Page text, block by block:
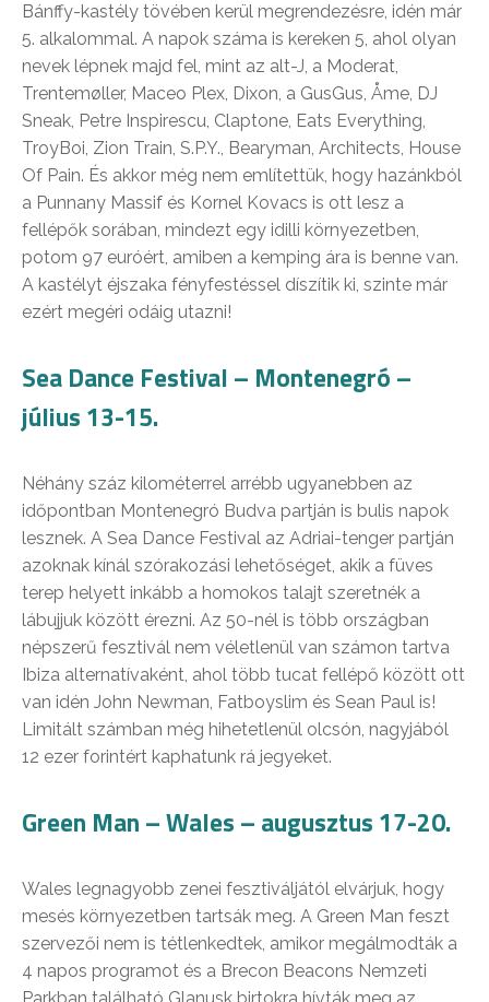
Bánffy-kastély tövében kerül megrendezésre, idén már
5. alkalommal. A napok száma is kereken 5, ahol olyan
nevek lépnek majd fel, mint az alt-J, a Moderat,
Trentemøller, Maceo Plex, Dixon, a GusGus, Åme, DJ
Sneak, Petre Inspirescu, Claptone, Eats Everything,
TroyBoi, Zion Train, S.P.Y., Bearyman, Architects, House
Of Pain. És akkor még nem említettük, hogy hazánkból
a Punnany Massif és Kornel Kovacs is ott lesz a
fellépők sorában, mindezt egy idilli környezetben,
potom 97 euróért, amiben a kemping ára is benne van.
A kastélyt éjszaka fényfestéssel díszítik ki, szinte már
ezért megéri odáig utazni!
Sea Dance Festival – Montenegró –
július 13-15.
Néhány száz kilométerrel arrébb ugyanebben az
időpontban Montenegró Budva partján is bulis napok
lesznek. A Sea Dance Festival az Adriai-tenger partján
azoknak kínál szórakozási lehetőséget, akik a füves
terep helyett inkább a homokos talajt szeretnék a
lábujjuk között érezni. Az 50-nél is több országban
népszerű fesztivál nem véletlenül van számon tartva
Ibiza alternatívaként, ahol több tucat fellépő között ott
van idén John Newman, Fatboyslim és Sean Paul is!
Limitált számban még hihetetlenül olcsón, nagyjából
12 ezer forintért kaphatunk rá jegyeket.
Green Man – Wales – augusztus 17-20.
Wales legnagyobb zenei fesztiváljától elvárjuk, hogy
mesés környezetben tartsák meg. A Green Man feszt
szervezői nem is tétlenkedtek, amikor megálmodták a
4 napos programot és a Brecon Beacons Nemzeti